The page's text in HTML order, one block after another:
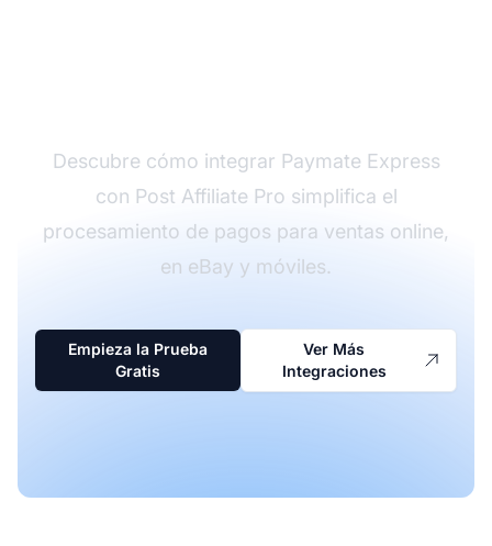
Descubre cómo integrar Paymate Express
con Post Affiliate Pro simplifica el
procesamiento de pagos para ventas online,
en eBay y móviles.
Empieza la Prueba
Gratis
Ver Más
Integraciones